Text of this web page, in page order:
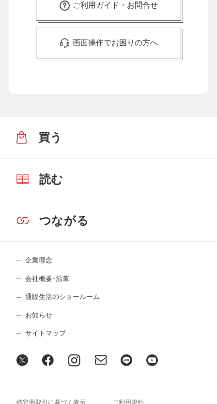
ご利用ガイド・お問合せ
画面操作でお困りの方へ
買う
読む
つながる
企業理念
会社概要･沿革
通販生活のショールーム
お知らせ
サイトマップ
特定商取引に基づく表示 ご利用規約